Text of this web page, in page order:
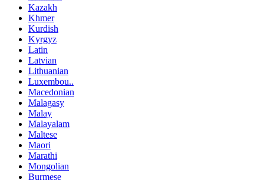
Kazakh
Khmer
Kurdish
Kyrgyz
Latin
Latvian
Lithuanian
Luxembou..
Macedonian
Malagasy
Malay
Malayalam
Maltese
Maori
Marathi
Mongolian
Burmese